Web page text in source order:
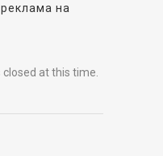
реклама на
at this time.